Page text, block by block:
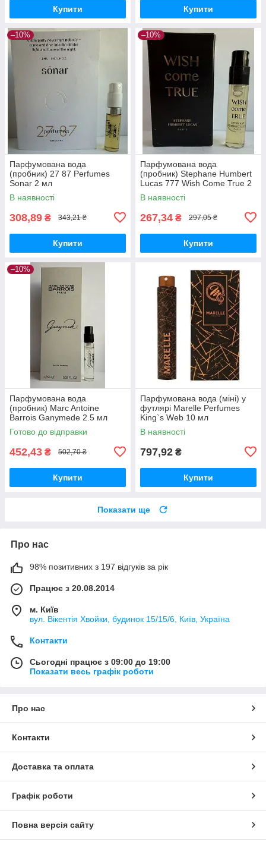
Купити Купити
–10%
Парфумована вода
(пробник) 27 87 Perfumes
Sonar 2 мл
В наявності
308,89 ₴ 343,21 ₴
Купити
–10%
Парфумована вода
(пробник) Stephane Humbert
Lucas 777 Wish Come True 2
мл
В наявності
267,34 ₴ 297,05 ₴
Купити
–10%
Парфумована вода
(пробник) Marc Antoine
Barrois Ganymede 2.5 мл
Готово до відправки
452,43 ₴ 502,70 ₴
Купити
Парфумована вода (міні) у
футлярі Marelle Perfumes
King`s Web 10 мл
В наявності
797,92 ₴
Купити
Показати ще
Про нас
98% позитивних з 197 відгуків за рік
Працює з 20.08.2014
м. Київ
вул. Вікентія Хвойки, будинок 15/15/6, Київ, Україна
Контакти
Сьогодні працює з 09:00 до 19:00
Показати весь графік роботи
Про нас
Контакти
Доставка та оплата
Графік роботи
Повна версія сайту